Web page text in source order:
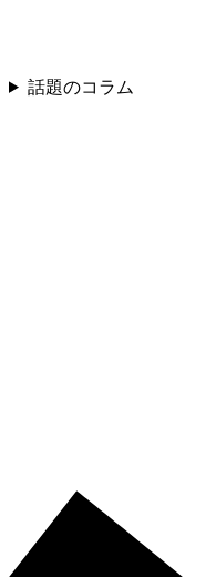
話題のコラム